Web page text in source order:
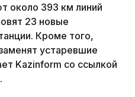
около 393 км линий
23 новые
Кроме того,
устаревшие
Kazinform со ссылкой